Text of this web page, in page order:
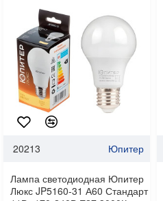
20213 Юпитер
Лампа светодиодная Юпитер
Люкс JP5160-31 А60 Стандарт